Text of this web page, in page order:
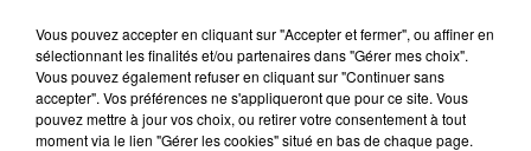
Vous pouvez accepter en cliquant sur "Accepter et fermer", ou affiner en
sélectionnant les finalités et/ou partenaires dans "Gérer mes choix".
Vous pouvez également refuser en cliquant sur "Continuer sans
accepter". Vos préférences ne s'appliqueront que pour ce site. Vous
pouvez mettre à jour vos choix, ou retirer votre consentement à tout
moment via le lien "Gérer les cookies" situé en bas de chaque page.